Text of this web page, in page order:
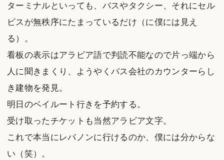
ターミナルといっても、バスやタクシー、それにセル
ビスが無秩序にたまっているだけ（に僕には見え
る）。
看板の表示はアラビア語で判読不能なので片っ端から
人に聞きまくり、ようやくバス会社のカウンターらし
き建物を発見。
明日のベイルート行きを予約する。
受け取ったチケットも当然アラビア文字。
これで本当にレバノンに行けるのか、僕には分からな
い（笑）。